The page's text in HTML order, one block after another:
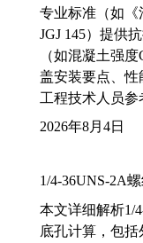
专业标准（如《
JGJ 145）提供
（如混凝土强
盖安装要点、
工程技术人员参
2026年8月4日
1/4-36UNS-2A
本文详细解析1/
底孔计算，包括